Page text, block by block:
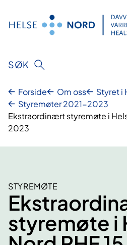
innhold
SØK
Forside Om oss
Styret i
Styremøter 2021-2023
Ekstraordinært styremøte i
2023
STYREMØTE
styremøte i